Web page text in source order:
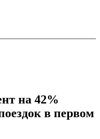
на 42%
в первом